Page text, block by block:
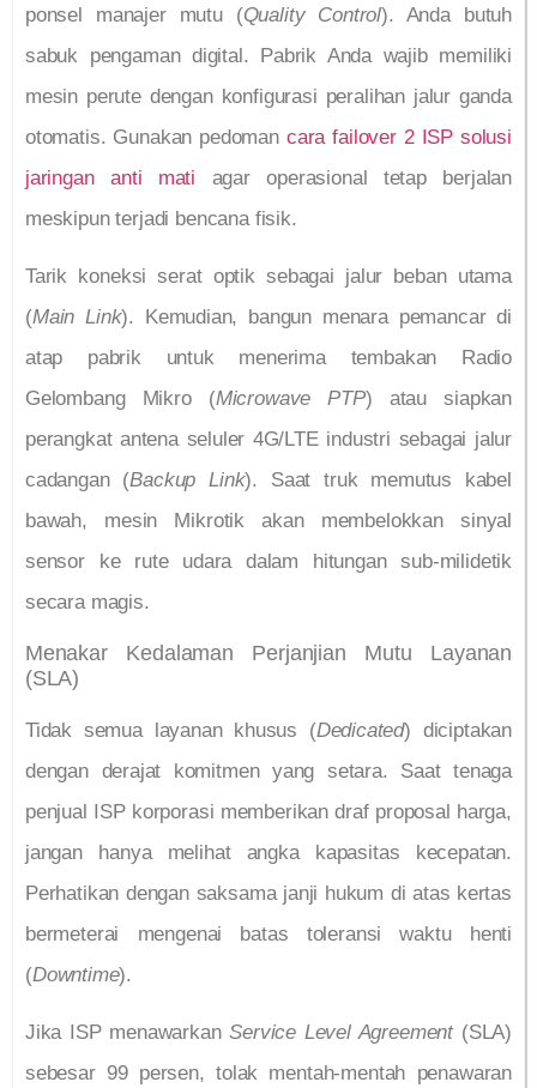
ponsel manajer mutu (Quality Control). Anda butuh
sabuk pengaman digital. Pabrik Anda wajib memiliki
mesin perute dengan konfigurasi peralihan jalur ganda
otomatis. Gunakan pedoman cara failover 2 ISP solusi
jaringan anti mati agar operasional tetap berjalan
meskipun terjadi bencana fisik.
Tarik koneksi serat optik sebagai jalur beban utama
(Main Link). Kemudian, bangun menara pemancar di
atap pabrik untuk menerima tembakan Radio
Gelombang Mikro (Microwave PTP) atau siapkan
perangkat antena seluler 4G/LTE industri sebagai jalur
cadangan (Backup Link). Saat truk memutus kabel
bawah, mesin Mikrotik akan membelokkan sinyal
sensor ke rute udara dalam hitungan sub-milidetik
secara magis.
Menakar Kedalaman Perjanjian Mutu Layanan
(SLA)
Tidak semua layanan khusus (Dedicated) diciptakan
dengan derajat komitmen yang setara. Saat tenaga
penjual ISP korporasi memberikan draf proposal harga,
jangan hanya melihat angka kapasitas kecepatan.
Perhatikan dengan saksama janji hukum di atas kertas
bermeterai mengenai batas toleransi waktu henti
(Downtime).
Jika ISP menawarkanService Level Agreement(SLA)
sebesar 99 persen, tolak mentah-mentah penawaran